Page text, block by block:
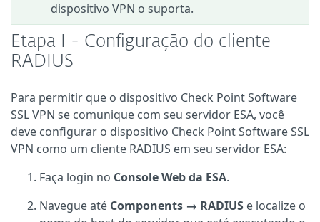
dispositivo VPN o suporta.
Etapa I - Configuração do cliente
RADIUS
Para permitir que o dispositivo Check Point Software
SSL VPN se comunique com seu servidor ESA, você
deve configurar o dispositivo Check Point Software SSL
VPN como um cliente RADIUS em seu servidor ESA:
Faça login no Console Web da ESA.
Navegue até Components → RADIUS e localize o